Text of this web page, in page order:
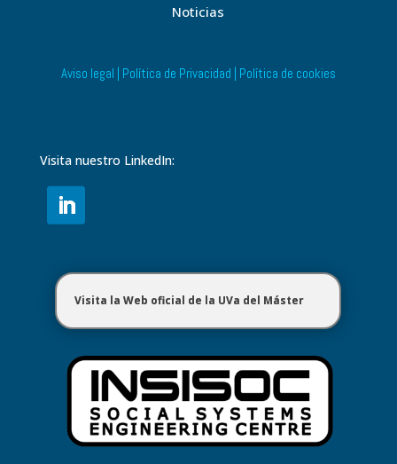
Noticias
Aviso legal Política de Privacidad Política de cookies
Visita nuestro LinkedIn:
Visita la Web oficial de la UVa del Máster